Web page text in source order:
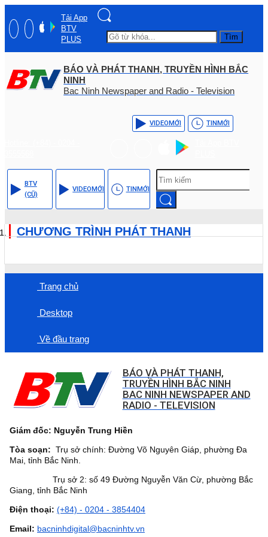
Tải App
BTV
PLUS
Tìm
BÁO VÀ PHÁT THANH, TRUYỀN HÌNH BẮC
NINH
Bac Ninh Newspaper and Radio - Television
VIDEOMỚI TINMỚI
BTV
(CŨ)
VIDEOMỚI TINMỚI
CHƯƠNG TRÌNH PHÁT THANH
Trang chủ
Desktop
Về đầu trang
BÁO VÀ PHÁT THANH,
TRUYỀN HÌNH BẮC NINH
BAC NINH NEWSPAPER AND
RADIO - TELEVISION
Giám đốc: Nguyễn Trung Hiền
Tòa soạn: Trụ sở chính: Đường Võ Nguyên Giáp, phường Đa
Mai, tỉnh Bắc Ninh.
Trụ sở 2: số 49 Đường Nguyễn Văn Cừ, phường Bắc
Giang, tỉnh Bắc Ninh
Điện thoại: (+84) - 0204 - 3854404
Email: bacninhdigital@bacninhtv.vn